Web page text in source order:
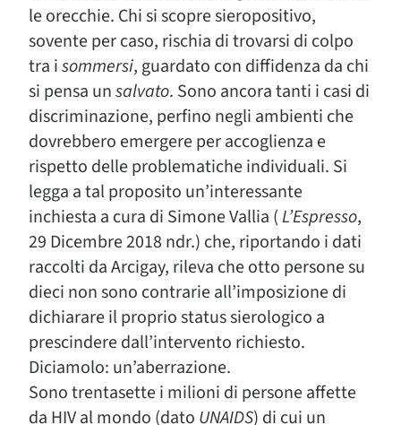
le orecchie. Chi si scopre sieropositivo,
sovente per caso, rischia di trovarsi di colpo
tra isommersi, guardato con diffidenza da chi
si pensa unsalvato. Sono ancora tanti i casi di
discriminazione, perfino negli ambienti che
dovrebbero emergere per accoglienza e
rispetto delle problematiche individuali. Si
legga a tal proposito un’interessante
inchiesta a cura di Simone Vallia (L’Espresso,
29 Dicembre 2018 ndr.) che, riportando i dati
raccolti da Arcigay, rileva che otto persone su
dieci non sono contrarie all’imposizione di
dichiarare il proprio status sierologico a
prescindere dall’intervento richiesto.
Diciamolo: un’aberrazione.
Sono trentasette i milioni di persone affette
da HIV al mondo (dato UNAIDS) di cui un